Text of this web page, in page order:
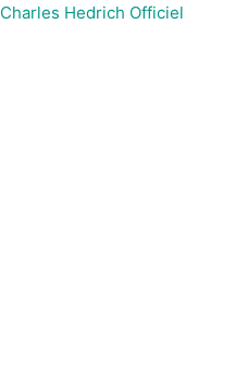
Charles Hedrich Officiel